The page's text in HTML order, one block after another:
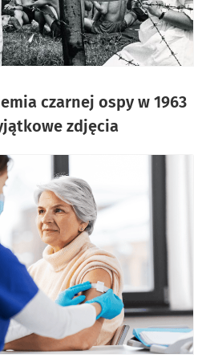
czarnej ospy w 1963
zdjęcia